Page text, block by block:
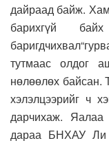
дайраад байж.
барихгүй
тутмаас олдог
нөлөөлөх байсан.
хэлэлцээрийг ч
дарчихаж.
дараа БНХАУ Ли